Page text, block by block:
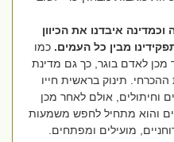
איבדנו את הכיוון
מבין כל העמים.כמו
לאדם בוגר, כך גם מדינת
תינוק בראשית חייו
אולם לאחר מכן
והוא מתחיל לחפש משמעות
מועילים ומפתחים.